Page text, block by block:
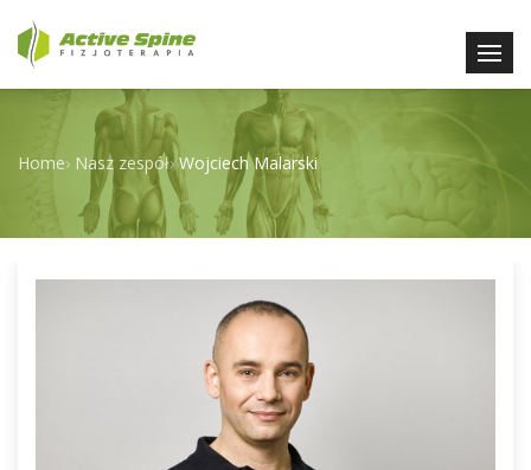
Home› Nasz zespół›Wojciech Malarski